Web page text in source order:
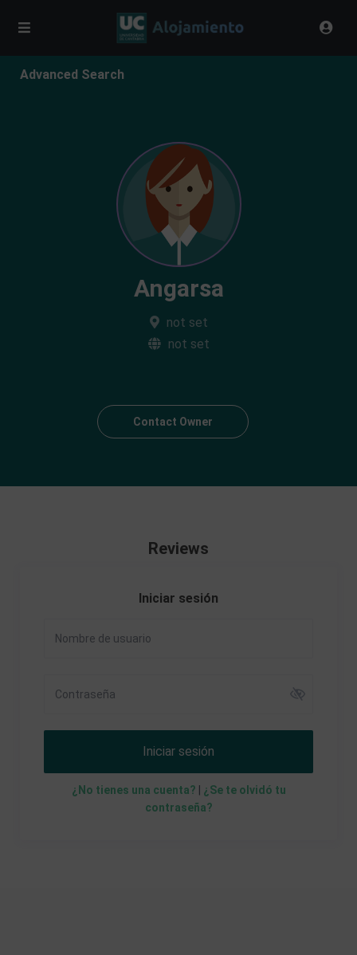
Advanced Search
Angarsa
not set
not set
Contact Owner
Reviews
Iniciar sesión
Iniciar sesión
¿No tienes una cuenta?
¿Se te olvidó tu
contraseña?